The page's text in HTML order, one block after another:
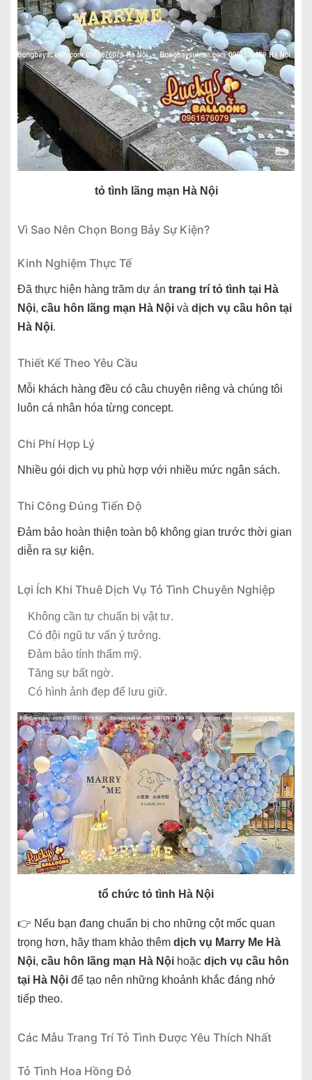
tỏ tình lãng mạn Hà Nội
Vì Sao Nên Chọn Bong Bảy Sự Kiện?
Kinh Nghiệm Thực Tế
Đã thực hiện hàng trăm dự án trang trí tỏ tình tại Hà
Nội, cầu hôn lãng mạn Hà Nội và dịch vụ cầu hôn tại
Hà Nội.
Thiết Kế Theo Yêu Cầu
Mỗi khách hàng đều có câu chuyện riêng và chúng tôi
luôn cá nhân hóa từng concept.
Chi Phí Hợp Lý
Nhiều gói dịch vụ phù hợp với nhiều mức ngân sách.
Thi Công Đúng Tiến Độ
Đảm bảo hoàn thiện toàn bộ không gian trước thời gian
diễn ra sự kiện.
Lợi Ích Khi Thuê Dịch Vụ Tỏ Tình Chuyên Nghiệp
Không cần tự chuẩn bị vật tư.
Có đội ngũ tư vấn ý tưởng.
Đảm bảo tính thẩm mỹ.
Tăng sự bất ngờ.
Có hình ảnh đẹp để lưu giữ.
tổ chức tỏ tình Hà Nội
👉 Nếu bạn đang chuẩn bị cho những cột mốc quan
trọng hơn, hãy tham khảo thêm dịch vụ Marry Me Hà
Nội, cầu hôn lãng mạn Hà Nội hoặc dịch vụ cầu hôn
tại Hà Nội để tạo nên những khoảnh khắc đáng nhớ
tiếp theo.
Các Mẫu Trang Trí Tỏ Tình Được Yêu Thích Nhất
Tỏ Tình Hoa Hồng Đỏ